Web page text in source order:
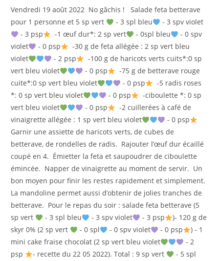
la
Vendredi 19 août 2022 No gâchis ! Salade feta betterave
pour 1 personne et 5 sp vert
- 3 spl bleu
- 3 spv violet
- 3 psp
-1 œuf dur*: 2 sp vert - 0spl bleu
- 0 spv
violet
- 0 psp
-30 g de feta allégée : 2 sp vert bleu
violet
- 2 psp
-100 g de haricots verts cuits*:0 sp
vert bleu violet
- 0 psp
-75 g de betterave rouge
cuite*:0 sp vert bleu violet
- 0 psp
-5 radis roses
*: 0 sp vert bleu violet
- 0 psp
-ciboulette *: 0 sp
vert bleu violet
- 0 psp
-2 cuillerées à café de
vinaigrette allégée : 1 sp vert bleu violet
- 0 psp
Garnir une assiette de haricots verts, de cubes de
betterave, de rondelles de radis. Rajouter l’œuf dur écaillé
coupé en 4. Émietter la feta et saupoudrer de ciboulette
émincée. Napper de vinaigrette au moment de servir. Un
bon moyen pour finir les restes rapidement et simplement.
La mandoline permet aussi d’obtenir de jolies tranches de
betterave. Pour le repas du soir : salade feta betterave (5
sp vert
- 3 spl bleu - 3 spv violet - 3 psp
)- 120 g de
skyr 0% (2 sp vert
- 0 spl - 0 spv violet - 0 psp
) - 1
mini cake fraise chocolat (2 sp vert bleu violet
- 2
psp
- recette du 22 05 2022). Total : 9 sp vert
- 5 spl